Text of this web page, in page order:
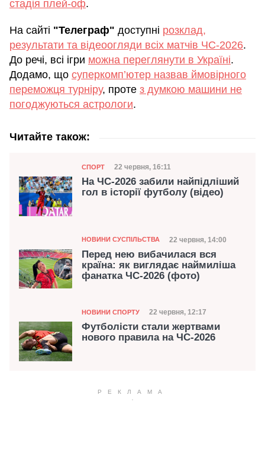
стадія плей-оф.
На сайті "Телеграф" доступні розклад,
результати та відеоогляди всіх матчів ЧС-2026.
До речі, всі ігри можна переглянути в Україні.
Додамо, що суперкомп’ютер назвав ймовірного
переможця турніру, проте з думкою машини не
погоджуються астрологи.
Читайте також:
Категорія
СПОРТ Дата публікації
22 червня, 16:11
На ЧС-2026 забили найпідліший
гол в історії футболу (відео)
Категорія
НОВИНИ СУСПІЛЬСТВА Дата публікації
22 червня, 14:00
Перед нею вибачилася вся
країна: як виглядає наймиліша
фанатка ЧС-2026 (фото)
Категорія
НОВИНИ СПОРТУ Дата публікації
22 червня, 12:17
Футболісти стали жертвами
нового правила на ЧС-2026